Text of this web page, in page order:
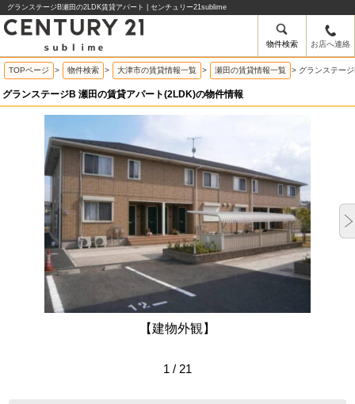
グランステージB瀬田の2LDK賃貸アパート | センチュリー21sublime
物件検索 お店へ連絡
TOPページ > 物件検索 > 大津市の賃貸情報一覧 > 瀬田の賃貸情報一覧 > グランステー
グランステージB 瀬田の賃貸アパート(2LDK)の物件情報
【建物外観】
1 / 21